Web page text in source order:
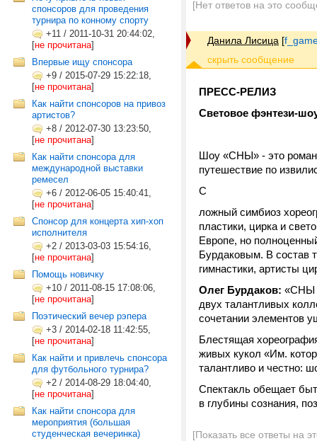
спонсоров для проведения
турнира по конному спорту
+11 / 2011-10-31 20:44:02,
[не прочитана]
Впервые ищу спонсора
+9 / 2015-07-29 15:22:18,
[не прочитана]
Как найти спонсоров на привоз
артистов?
+8 / 2012-07-30 13:23:50,
[не прочитана]
Как найти спонсора для
международной выставки
ремесел
+6 / 2012-06-05 15:40:41,
[не прочитана]
Cпонсор для концерта хип-хоп
исполнителя
+2 / 2013-03-03 15:54:16,
[не прочитана]
Помощь новичку
+10 / 2011-08-15 17:08:06,
[не прочитана]
Поэтический вечер рэпера
+3 / 2014-02-18 11:42:55,
[не прочитана]
Как найти и привлечь спонсора
для футбольного турнира?
+2 / 2014-08-29 18:04:40,
[не прочитана]
Как найти спонсора для
мероприятия (большая
студенческая вечеринка)
[Нет ответов на это
Данила Лисица [
ПРЕСС-РЕЛИЗ
Световое фэнтези-
Шоу «СНЫ» - это
путешествие по
С
ложный симбиоз
пластики, цирка и
Европе, но
Бурдаковым. В состав
гимнастики, артисты
Олег Бурдаков: «СНЫ -
двух талантливых
сочетании элементов
Блестящая
живых кукол «Им.
талантливо и честно:
Спектакль обещает
в глубины сознания,
[Показать все ответы на